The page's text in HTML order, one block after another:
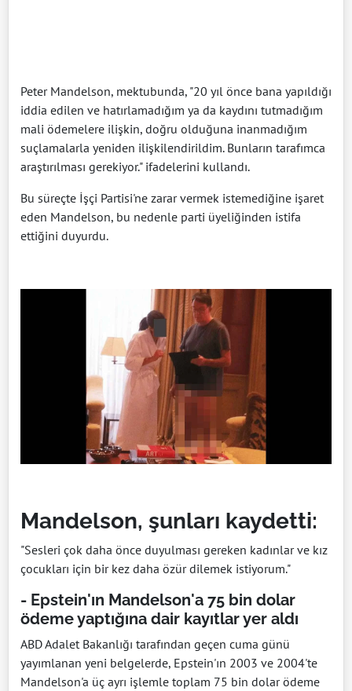
Peter Mandelson, mektubunda, "20 yıl önce bana yapıldığı
iddia edilen ve hatırlamadığım ya da kaydını tutmadığım
mali ödemelere ilişkin, doğru olduğuna inanmadığım
suçlamalarla yeniden ilişkilendirildim. Bunların tarafımca
araştırılması gerekiyor." ifadelerini kullandı.
Bu süreçte İşçi Partisi'ne zarar vermek istemediğine işaret
eden Mandelson, bu nedenle parti üyeliğinden istifa
ettiğini duyurdu.
Mandelson, şunları kaydetti:
"Sesleri çok daha önce duyulması gereken kadınlar ve kız
çocukları için bir kez daha özür dilemek istiyorum."
- Epstein'ın Mandelson'a 75 bin dolar
ödeme yaptığına dair kayıtlar yer aldı
ABD Adalet Bakanlığı tarafından geçen cuma günü
yayımlanan yeni belgelerde, Epstein'ın 2003 ve 2004'te
Mandelson'a üç ayrı işlemle toplam 75 bin dolar ödeme